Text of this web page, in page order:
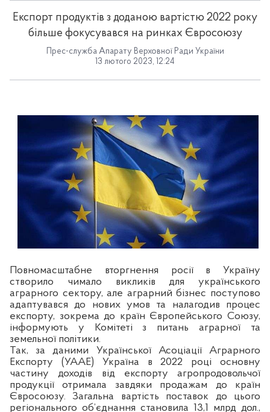
Експорт продуктів з доданою вартістю 2022 року
більше фокусувався на ринках Євросоюзу
Прес-служба Апарату Верховної Ради України
13 лютого 2023, 12:24
Повномасштабне вторгнення росії в Україну
створило чимало викликів для українського
аграрного сектору, але аграрний бізнес поступово
адаптувався до нових умов та налагодив процес
експорту, зокрема до країн Європейського Союзу,
інформують у Комітеті з питань аграрної та
земельної політики.
Так, за даними Української Асоціації Аграрного
Експорту (УААЕ) Україна в 2022 році основну
частину доходів від експорту агропродовольчої
продукції отримала завдяки продажам до країн
Євросоюзу. Загальна вартість поставок до цього
регіонального об’єднання становила 13,1 млрд дол.,